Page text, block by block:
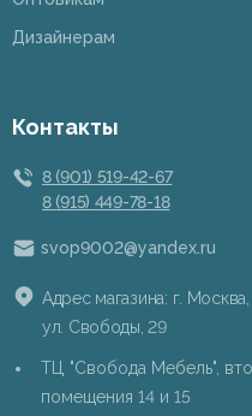
Дизайнерам
Контакты
8 (901) 519-42-67
8 (915) 449-78-18
svop9002@yandex.ru
Адрес магазина: г. Москва,
ул. Свободы, 29
ТЦ "Свобода Мебель",
помещения 14 и 15